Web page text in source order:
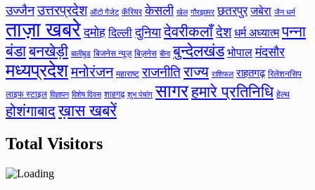
उज्जैन उत्तरप्रदेश ऑटो गैजेट कॅरियर केसली खेल गौरझामर छतरपुर जबेरा जैन धर्म
ताज़ा खबरे दमोह दिल्ली दुनिया देवरीकलाँदेश धर्म अध्यात्म पन्ना
बंडाबनखेड़ी बालीबुड बिजनेस न्यूज़ बिज़नेस बीना बुन्देलखंड भोपाल मंदसौर
मध्यप्रदेशमनोरंजन महाराष्ट राजनीतिराज्य राशिफल राहतगढ़ रिलेशनसिप
लाइफ स्टाइल विज्ञापन विशेष दिवस शाहगढ़ शुभ पंचांग सागरहमारे प्रतिनिधि हेल्थ
होशंगाबादख़ास खबरें
Total Visitors